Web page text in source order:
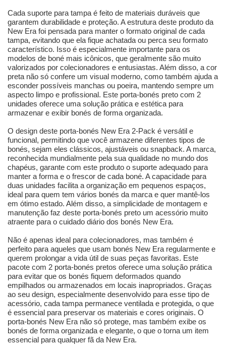
Cada suporte para tampa é feito de materiais duráveis que
garantem durabilidade e proteção. A estrutura deste produto da
New Era foi pensada para manter o formato original de cada
tampa, evitando que ela fique achatada ou perca seu formato
característico. Isso é especialmente importante para os
modelos de boné mais icônicos, que geralmente são muito
valorizados por colecionadores e entusiastas. Além disso, a cor
preta não só confere um visual moderno, como também ajuda a
esconder possíveis manchas ou poeira, mantendo sempre um
aspecto limpo e profissional. Este porta-bonés preto com 2
unidades oferece uma solução prática e estética para
armazenar e exibir bonés de forma organizada.
O design deste porta-bonés New Era 2-Pack é versátil e
funcional, permitindo que você armazene diferentes tipos de
bonés, sejam eles clássicos, ajustáveis ou snapback. A marca,
reconhecida mundialmente pela sua qualidade no mundo dos
chapéus, garante com este produto o suporte adequado para
manter a forma e o frescor de cada boné. A capacidade para
duas unidades facilita a organização em pequenos espaços,
ideal para quem tem vários bonés da marca e quer mantê-los
em ótimo estado. Além disso, a simplicidade de montagem e
manutenção faz deste porta-bonés preto um acessório muito
atraente para o cuidado diário dos bonés New Era.
Não é apenas ideal para colecionadores, mas também é
perfeito para aqueles que usam bonés New Era regularmente e
querem prolongar a vida útil de suas peças favoritas. Este
pacote com 2 porta-bonés pretos oferece uma solução prática
para evitar que os bonés fiquem deformados quando
empilhados ou armazenados em locais inapropriados. Graças
ao seu design, especialmente desenvolvido para esse tipo de
acessório, cada tampa permanece ventilada e protegida, o que
é essencial para preservar os materiais e cores originais. O
porta-bonés New Era não só protege, mas também exibe os
bonés de forma organizada e elegante, o que o torna um item
essencial para qualquer fã da New Era.